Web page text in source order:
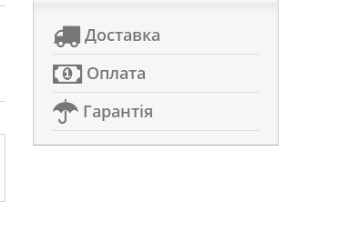
Доставка
Оплата
Гарантія